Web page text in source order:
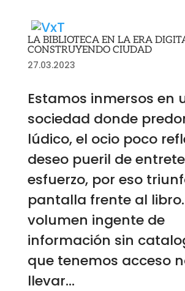
LA BIBLIOTECA EN LA ERA
CONSTRUYENDO CIUDAD
27.03.2023
Estamos inmersos en
sociedad donde
lúdico, el ocio poco
deseo pueril de
esfuerzo, por eso
pantalla frente al libro.
volumen ingente de
información sin
que tenemos acceso
llevar...